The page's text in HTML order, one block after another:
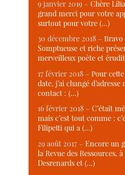
9 janvier 2019 –Chère
grand merci pour votre
surtout pour votre (…)
30 décembre 2018 –Bravo
Somptueuse et riche
merveilleux poète et
17 février 2018 –Pour
date, j’ai changé d’adresse
contact : (…)
16 février 2018 –C’était
mais c’est tout comme :
Filipetti qui a (…)
29 août 2017 –Encore un
la Revue des Ressources,
Desrenards et (…)